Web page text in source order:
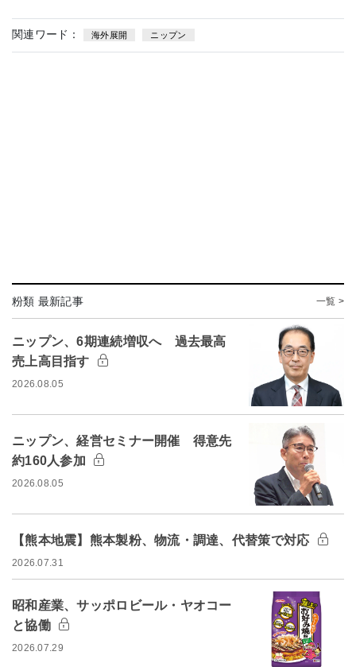
関連ワード： 海外展開 ニップン
粉類 最新記事 一覧 >
ニップン、6期連続増収へ 過去最高
売上高目指す
2026.08.05
ニップン、経営セミナー開催 得意先
約160人参加
2026.08.05
【熊本地震】熊本製粉、物流・調達、代替策で対応
2026.07.31
昭和産業、サッポロビール・ヤオコー
と協働
2026.07.29